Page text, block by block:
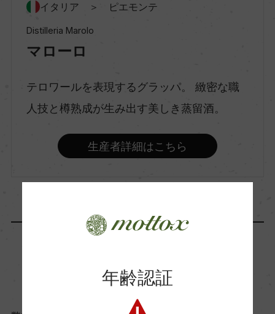
味わい
ネッビオーロ
イタリア ＞ ピエモンテ
Distilleria Marolo
マローロ
テロワールを表現するグラッパ。 緻密な職
人技と樽熟成が生み出す美しき蒸留酒。
生産者詳細はこちら
商品に関するお問い合わせはこちら
年齢認証